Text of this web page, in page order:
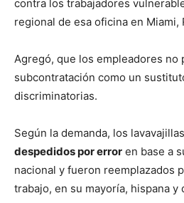
contra los trabajadores
regional de esa oficina en Miami,
Agregó, que los empleadores no
subcontratación como un
discriminatorias.
Según la demanda, los
despedidos por error en base a
nacional y fueron reemplazados
trabajo, en su mayoría, hispana y